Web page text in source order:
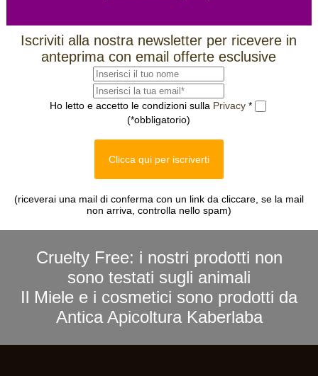
Iscriviti alla nostra newsletter per ricevere in
anteprima con email offerte esclusive
Ho letto e accetto le condizioni sulla Privacy *
(*obbligatorio)
Clicca qui per iscriverti
(riceverai una mail di conferma con un link da cliccare, se la mail
non arriva, controlla nello spam)
Cruelty Free: i nostri prodotti non
sono testati sugli animali
Il Miele e i cosmetici sono prodotti da
Antica Apicoltura Kaberlaba